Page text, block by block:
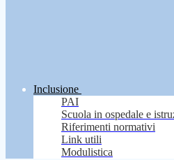
Inclusione
PAI
Scuola in ospedale e
Riferimenti normativi
Link utili
Modulistica